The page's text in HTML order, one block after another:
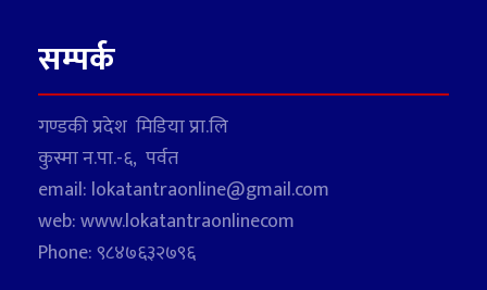
सम्पर्क
गण्डकी प्रदेश मिडिया प्रा.लि
कुस्मा न.पा.-६, पर्वत
email: lokatantraonline@gmail.com
web: www.lokatantraonlinecom
Phone: ९८४७६३२७९६